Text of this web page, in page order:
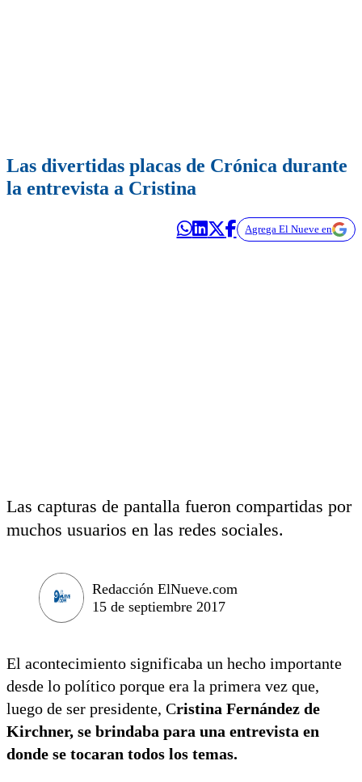
Las divertidas placas de Crónica durante
la entrevista a Cristina
Agrega El Nueve en
Las capturas de pantalla fueron compartidas por
muchos usuarios en las redes sociales.
Redacción ElNueve.com
15 de septiembre 2017
El acontecimiento significaba un hecho importante
desde lo político porque era la primera vez que,
luego de ser presidente, Cristina Fernández de
Kirchner, se brindaba para una entrevista en
donde se tocaran todos los temas.